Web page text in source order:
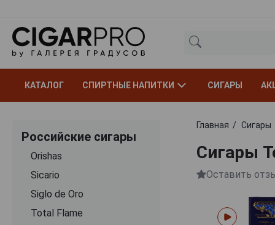
КАТАЛОГ СПИРТНЫЕ НАПИТКИ СИГАРЫ
Российские сигары
Orishas
Sicario
Siglo de Oro
Total Flame
Главная Сигары
Сигары
Оставить